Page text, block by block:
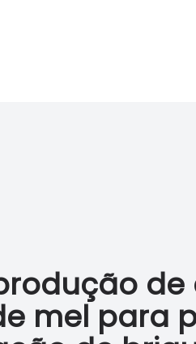
mel para